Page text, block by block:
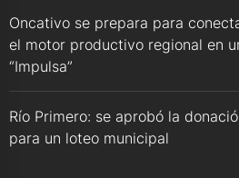
Oncativo se prepara para
el motor productivo regional en
“Impulsa”
Río Primero: se aprobó la
para un loteo municipal